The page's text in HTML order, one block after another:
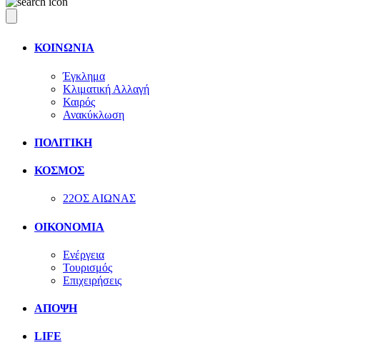
ΚΟΙΝΩΝΙΑ
Έγκλημα
Κλιματική Αλλαγή
Καιρός
Ανακύκλωση
ΠΟΛΙΤΙΚΗ
ΚΟΣΜΟΣ
22ΟΣ ΑΙΩΝΑΣ
ΟΙΚΟΝΟΜΙΑ
Ενέργεια
Τουρισμός
Επιχειρήσεις
ΑΠΟΨΗ
LIFE